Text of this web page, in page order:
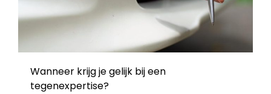
Wanneer krijg je gelijk bij een
tegenexpertise?